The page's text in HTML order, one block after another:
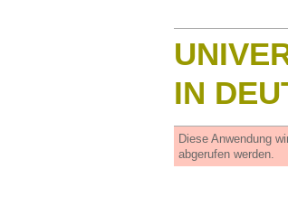
IN
Diese Anwendung
abgerufen werden.